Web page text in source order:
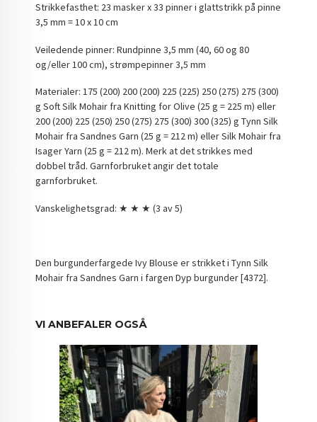
Strikkefasthet: 23 masker x 33 pinner i glattstrikk på pinne
3,5 mm = 10 x 10 cm
Veiledende pinner: Rundpinne 3,5 mm (40, 60 og 80
og/eller 100 cm), strømpepinner 3,5 mm
Materialer: 175 (200) 200 (200) 225 (225) 250 (275) 275 (300)
g Soft Silk Mohair fra Knitting for Olive (25 g = 225 m) eller
200 (200) 225 (250) 250 (275) 275 (300) 300 (325) g Tynn Silk
Mohair fra Sandnes Garn (25 g = 212 m) eller Silk Mohair fra
Isager Yarn (25 g = 212 m). Merk at det strikkes med
dobbel tråd. Garnforbruket angir det totale
garnforbruket.
Vanskelighetsgrad: ★ ★ ★ (3 av 5)
Den burgunderfargede Ivy Blouse er strikket i Tynn Silk
Mohair fra Sandnes Garn i fargen Dyp burgunder [4372].
VI ANBEFALER OGSÅ